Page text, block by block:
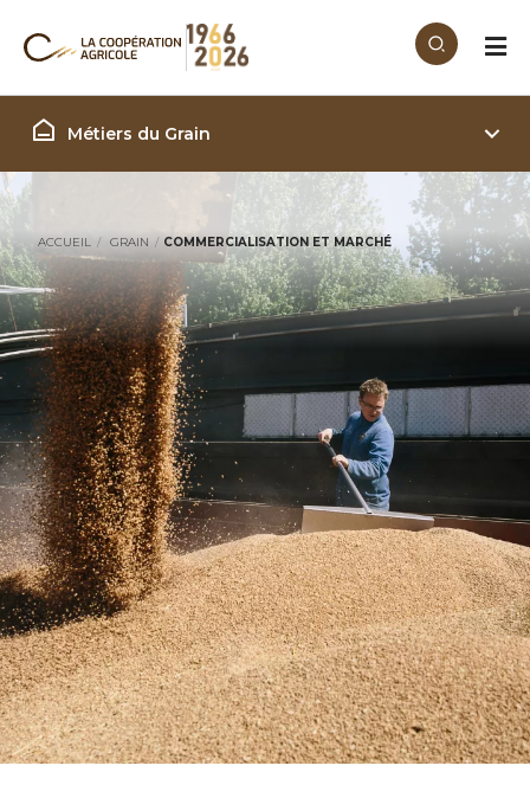
Filière Grain
Métiers du Grain
ACCUEIL GRAIN COMMERCIALISATION ET MARCHÉ